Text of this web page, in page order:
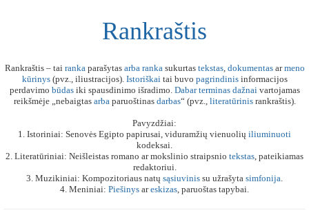
Rankraštis
Rankraštis – tai rankaparašytas arba rankasukurtas tekstas, dokumentasarmeno
kūrinys(pvz., iliustracijos). Istoriškaitai buvo pagrindinisinformacijos
perdavimo būdasiki spausdinimo išradimo. Dabar terminas dažnaivartojamas
reikšmėje „nebaigtas arbaparuoštinas darbas“ (pvz., literatūrinisrankraštis).
Pavyzdžiai:
1. Istoriniai: Senovės Egipto papirusai, viduramžių vienuolių iliuminuoti
kodeksai.
2. Literatūriniai: Neišleistas romano ar mokslinio straipsnio tekstas, pateikiamas
redaktoriui.
3. Muzikiniai: Kompozitoriaus natų sąsiuvinis su užrašyta simfonija.
4. Meniniai: Piešinys areskizas, paruoštas tapybai.